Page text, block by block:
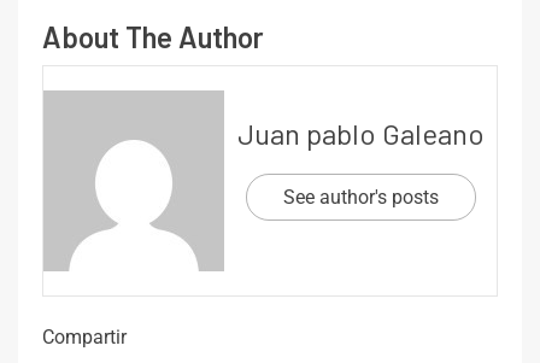
About The Author
Juan pablo Galeano
See author's posts
Compartir